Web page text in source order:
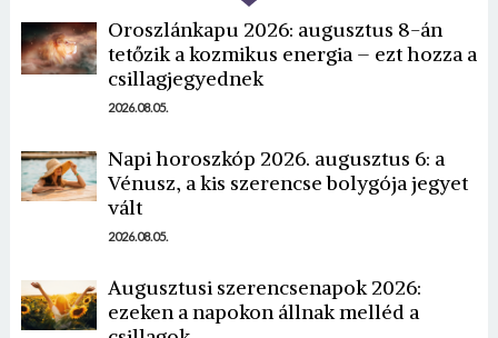
Oroszlánkapu 2026: augusztus 8-án
tetőzik a kozmikus energia – ezt hozza a
csillagjegyednek
2026.08.05.
Napi horoszkóp 2026. augusztus 6: a
Vénusz, a kis szerencse bolygója jegyet
vált
2026.08.05.
Augusztusi szerencsenapok 2026:
ezeken a napokon állnak melléd a
Borsonline bejelentkezés
E-mail cím vagy felhasználónév
Jelszó